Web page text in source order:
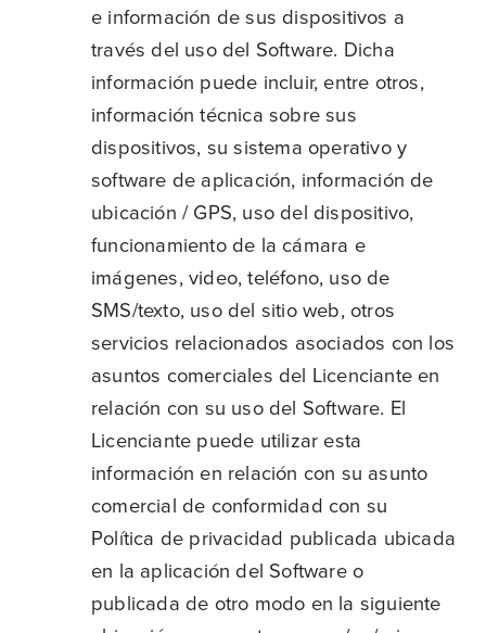
e información de sus dispositivos a
través del uso del Software. Dicha
información puede incluir, entre otros,
información técnica sobre sus
dispositivos, su sistema operativo y
software de aplicación, información de
ubicación / GPS, uso del dispositivo,
funcionamiento de la cámara e
imágenes, video, teléfono, uso de
SMS/texto, uso del sitio web, otros
servicios relacionados asociados con los
asuntos comerciales del Licenciante en
relación con su uso del Software. El
Licenciante puede utilizar esta
información en relación con su asunto
comercial de conformidad con su
Política de privacidad publicada ubicada
en la aplicación del Software o
publicada de otro modo en la siguiente